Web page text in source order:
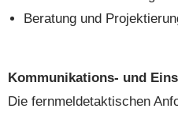
Beratung und
Kommunikations- und
Die fernmeldetaktischen